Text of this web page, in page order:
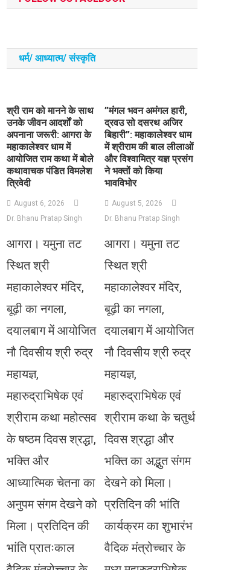
धर्म/ आध्‍यात्‍म/ संस्‍कृति
​श्री राम को मानने के साथ
उनके जीवन आदर्शों को
अपनाना जरूरी: आगरा के
महाकालेश्वर धाम में
आयोजित राम कथा में बोले
कथावाचक पंडित विमलेश
त्रिवेदी
August 6, 2026
Dr. Bhanu Pratap Singh
आगरा। यमुना तट
स्थित श्री
महाकालेश्वर मंदिर,
बूढ़ी का नगला,
दयालबाग में आयोजित
नौ दिवसीय श्री रुद्र
महायज्ञ,
महारुद्राभिषेक एवं
श्रीराम कथा महोत्सव
के षष्ठम दिवस श्रद्धा,
भक्ति और
आध्यात्मिक चेतना का
अनुपम संगम देखने को
मिला। प्रतिदिन की
भांति प्रातःकाल
​”मंगल भवन अमंगल हारी,
द्रवउ सो दसरथ अजिर
बिहारी”: महाकालेश्वर धाम
में श्रीराम की बाल लीलाओं
और विश्वामित्र यज्ञ प्रसंग
ने भक्तों को किया
भावविभोर
August 5, 2026
Dr. Bhanu Pratap Singh
आगरा। यमुना तट
स्थित श्री
महाकालेश्वर मंदिर,
बूढ़ी का नगला,
दयालबाग में आयोजित
नौ दिवसीय श्री रुद्र
महायज्ञ,
महारुद्राभिषेक एवं
श्रीराम कथा के चतुर्थ
दिवस श्रद्धा और
भक्ति का अद्भुत संगम
देखने को मिला।
प्रतिदिन की भांति
कार्यक्रम का शुभारंभ
वैदिक मंत्रोच्चार के